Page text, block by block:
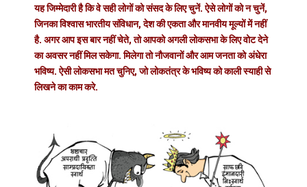
यह जिम्मेदारी है कि वे सही लोगों को संसद के लिए चुनें. ऐसे लोगों को न चुनें,
जिनका विश्वास भारतीय संविधान, देश की एकता और मानवीय मूल्यों में नहीं
है. अगर आप इस बार नहीं चेते, तो आपको अगली लोकसभा के लिए वोट देने
का अवसर नहीं मिल सकेगा. मिलेगा तो नौजवानों और आम जनता को अंधेरा
भविष्य. ऐसी लोकसभा मत चुनिए, जो लोकतंत्र के भविष्य को काली स्याही से
लिखने का काम करे.